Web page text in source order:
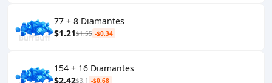
77 + 8 Diamantes
$1.21$1.55 -$0.34
154 + 16 Diamantes
$2.42$3.1 -$0.68